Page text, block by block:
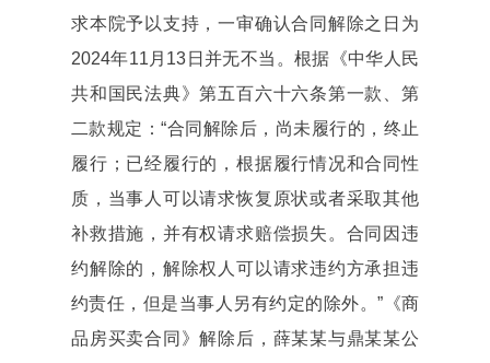
求本院予以支持，一审确认合同解除之日为
2024年11月13日并无不当。根据《中华人民
共和国民法典》第五百六十六条第一款、第
二款规定：“合同解除后，尚未履行的，终止
履行；已经履行的，根据履行情况和合同性
质，当事人可以请求恢复原状或者采取其他
补救措施，并有权请求赔偿损失。合同因违
约解除的，解除权人可以请求违约方承担违
约责任，但是当事人另有约定的除外。”《商
品房买卖合同》解除后，薛某某与鼎某某公